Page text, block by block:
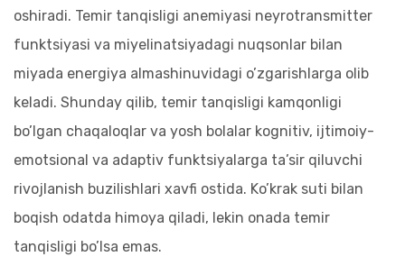
oshiradi. Temir tanqisligi anemiyasi neyrotransmitter
funktsiyasi va miyelinatsiyadagi nuqsonlar bilan
miyada energiya almashinuvidagi o’zgarishlarga olib
keladi. Shunday qilib, temir tanqisligi kamqonligi
bo’lgan chaqaloqlar va yosh bolalar kognitiv, ijtimoiy-
emotsional va adaptiv funktsiyalarga ta’sir qiluvchi
rivojlanish buzilishlari xavfi ostida. Ko’krak suti bilan
boqish odatda himoya qiladi, lekin onada temir
tanqisligi bo’lsa emas.